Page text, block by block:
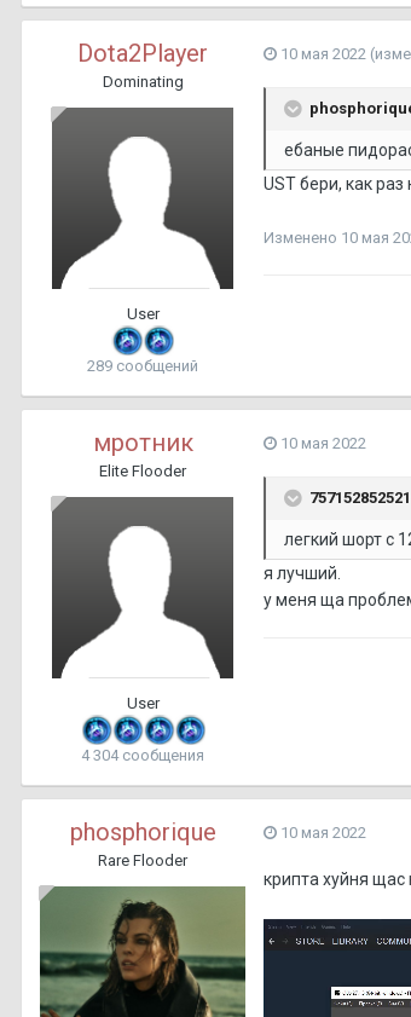
Dota2Player
Dominating
User
289 сообщений
10 мая 2022
ебаные
UST бери, как
Изменено 10 мая
мротник
Elite Flooder
User
4 304 сообщения
10 мая 2022
легкий шорт с
я лучший.
у меня ща
phosphorique
Rare Flooder
10 мая 2022
крипта хуйня щас